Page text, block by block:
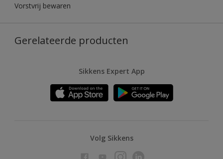
Vorstvrij bewaren
Gerelateerde producten
Sikkens Expert App
Volg Sikkens